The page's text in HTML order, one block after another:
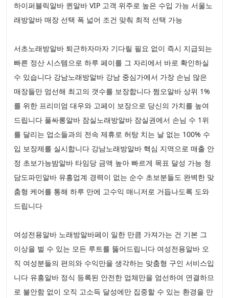
하이퍼블릭알바 퀸알바 VIP 고객 위주로 높은 수입 가능 서울노
래방알바 매장 선택 폭 넓어 조건 맞춰 최적 선택 가능
서초노래방알바 퇴근하자마자 기다릴 필요 없이 즉시 지급되는
빠른 정산 시스템으로 하루 페이를 그 자리에서 바로 확인하실
수 있습니다 강남노래방알바 강남 중심가에서 가장 손님 많은
매장들만 엄선해 최고의 갯수를 보장합니다 쩜오알바 상위 1%
를 위한 프리미엄 대우와 고페이 보장으로 당신의 가치를 높여
드립니다 풀싸롱알바 잠실노래방알바 잠실권에서 손님 수 1위
를 달리는 업소들과의 전속 제휴로 허탕 치는 날 없는 100% 수
입 보장제를 실시합니다 강남노래방알바 핵심 지역으로 매출 안
정 초보가능밤알바 타임당 금액 높아 빠르게 목표 달성 가능 청
담도파민알바 유흥업계 경력이 없는 순수 초보분들도 완벽한 맞
춤형 케어를 통해 하루 만에 고수익 매니저로 거듭나도록 도와
드립니다
여성전용알바 노래방알바페이 일한 만큼 가져가는 건 기본 그
이상을 벌 수 있는 모든 루트를 뚫어드립니다 여성전용알바 오
직 여성분들의 편의와 수익만을 생각하는 맞춤형 구인 서비스입
니다 유흥알바 정식 등록된 안전한 업체만을 엄선하여 연결하므
로 불안함 없이 오직 고소득 달성에만 집중할 수 있는 환경을 만